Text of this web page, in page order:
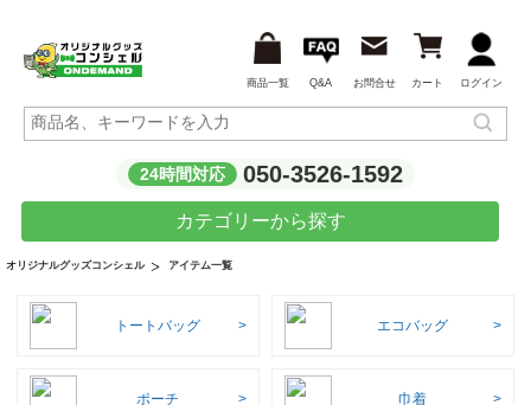
商品一覧 Q&A お問合せ カート ログイン
24時間対応 050-3526-1592
カテゴリーから探す
オリジナルグッズコンシェル アイテム一覧
トートバッグ エコバッグ
ポーチ 巾着